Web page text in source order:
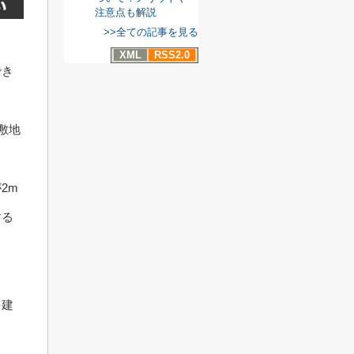
地
注意点も解説
>>全ての記事を見る
XML
RSS2.0